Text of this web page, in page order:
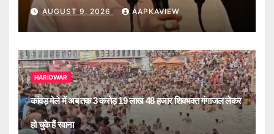
AUGUST 9, 2026 AAPKAVIEW
HARIDWAR
कांवड़ मेले में अब तक 3 करोड़ 19 लाख 48 हजार शिवभक्त गंगाजल लेकर
हो चुके हैं रवाना